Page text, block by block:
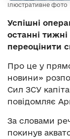
Ілюстративне фото
Успішні
останні
переоцінити
Про це у
новини»
Сил ЗСУ
повідомляє
За словами
покинув